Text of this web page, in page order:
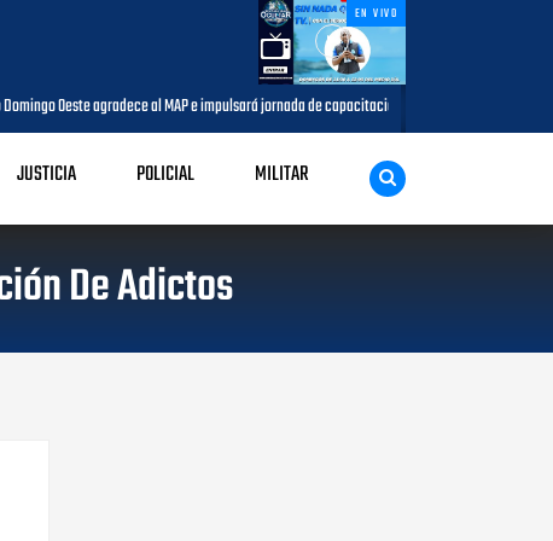
EN VIVO
Oeste agradece al MAP e impulsará jornada de capacitación para comunicadores del
JUSTICIA POLICIAL MILITAR
De Adictos